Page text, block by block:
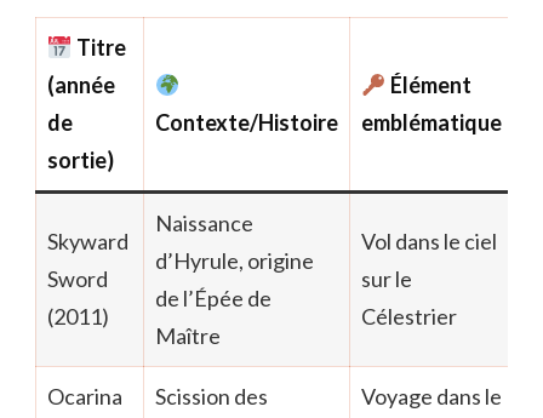
Titre
(année
de
sortie)
Contexte/Histoire
Élément
emblématique
Skyward
Sword
(2011)
Naissance
d’Hyrule, origine
de l’Épée de
Maître
Vol dans le ciel
sur le
Célestrier
Ocarina
Scission des
Voyage dans le